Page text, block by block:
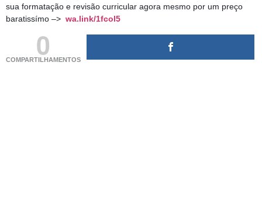
sua formatação e revisão curricular agora mesmo por um preço
baratissímo –> wa.link/1fcol5
0
COMPARTILHAMENTOS